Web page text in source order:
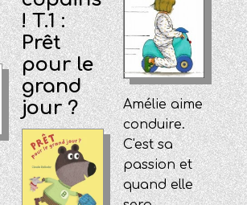
! T.1 :
Prêt
pour le
grand
jour ?
Amélie aime
conduire.
C'est sa
passion et
quand elle